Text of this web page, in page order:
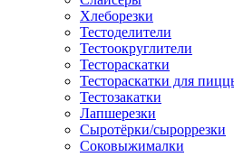
Хлеборезки
Тестоделители
Тестоокруглители
Тестораскатки
Тестораскатки для
Тестозакатки
Лапшерезки
Сыротёрки/сыроррезки
Соковыжималки